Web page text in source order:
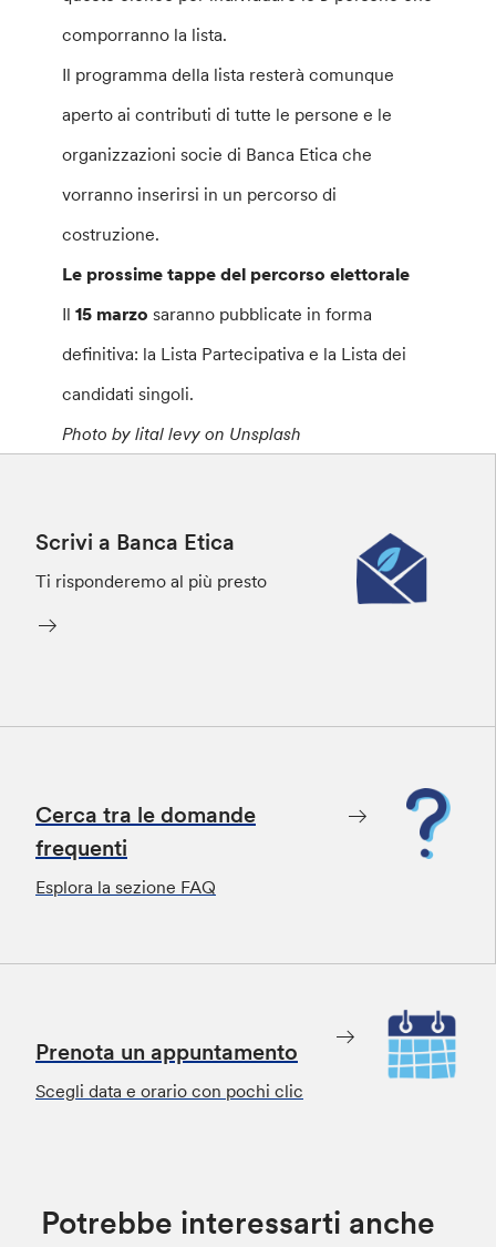
comporranno la lista.
Il programma della lista resterà comunque
aperto ai contributi di tutte le persone e le
organizzazioni socie di Banca Etica che
vorranno inserirsi in un percorso di
costruzione.
Le prossime tappe del percorso elettorale
Il15 marzo saranno pubblicate in forma
definitiva: la Lista Partecipativa e la Lista dei
candidati singoli.
Photo by lital levy on Unsplash
Scrivi a Banca Etica
Ti risponderemo al più presto
Cerca tra le domande
frequenti
Esplora la sezione FAQ
Prenota un appuntamento
Scegli data e orario con pochi clic
Potrebbe interessarti anche